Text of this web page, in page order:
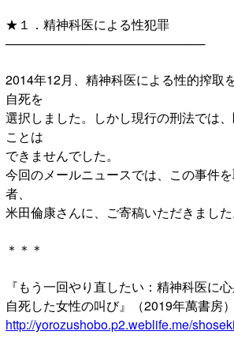
★１．精神科医による性犯罪
───────────────────────
2014年12月、精神科医による性的搾取
自死を
選択しました。しかし現行の刑法では
ことは
できませんでした。
今回のメールニュースでは、この事件
者、
米田倫康さんに、ご寄稿いただきました
＊＊＊
『もう一回やり直したい：精神科医に
自死した女性の叫び』（2019年萬書房）
http://yorozushobo.p2.weblife.me/